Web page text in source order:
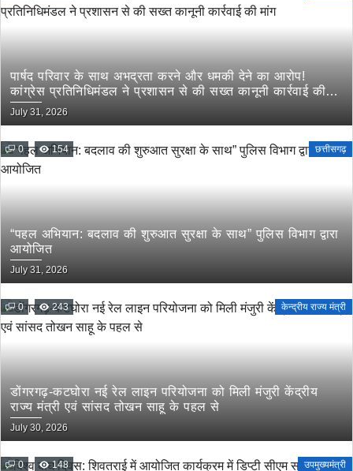
पार्षद परिवार के साथ अभद्रता करने और धमकी देने का आरोप!
कांग्रेस प्रतिनिधिमंडल ने प्रशासन से की सख्त कानूनी कार्रवाई की
मांग
July 31, 2026
0 154 छत्तीसगढ़
“पहल अभियान: बदलाव की शुरुआत सुरक्षा के साथ” पुलिस विभाग द्वारा
आयोजित
July 31, 2026
0 243 केन्द्रीय राज्य मंत्री
डोंगरगढ़-कटघोरा नई रेल लाइन परियोजना को मिली मंजुरी केंद्रीय
राज्य मंत्री एवं सांसद तोखन साहू के पहल से
July 30, 2026
0 148 उपमुख्यमंत्री